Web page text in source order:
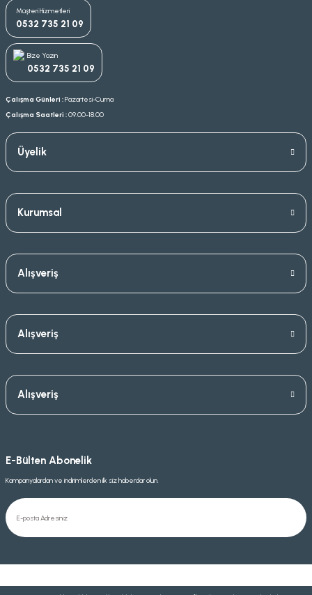
Müşteri Hizmetleri
0532 735 21 09
Bize Yazın
0532 735 21 09
Çalışma Günleri :Pazartesi-Cuma
Çalışma Saatleri :09.00-18.00
Üyelik
Kurumsal
Alışveriş
Alışveriş
Alışveriş
E-Bülten Abonelik
Kampanyalardan ve indirimlerden ilk siz haberdar olun.